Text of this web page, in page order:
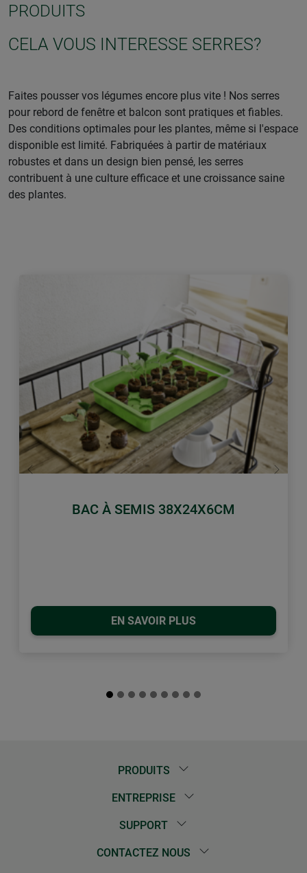
PRODUITS
CELA VOUS INTERESSE SERRES?
Faites pousser vos légumes encore plus vite ! Nos serres
pour rebord de fenêtre et balcon sont pratiques et fiables.
Des conditions optimales pour les plantes, même si l'espace
disponible est limité. Fabriquées à partir de matériaux
robustes et dans un design bien pensé, les serres
contribuent à une culture efficace et une croissance saine
des plantes.
BAC À SEMIS 38X24X6CM
EN SAVOIR PLUS
retour
PRODUITS
ENTREPRISE
SUPPORT
CONTACTEZ NOUS